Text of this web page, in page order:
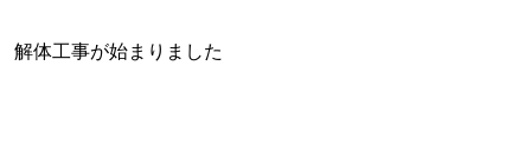
解体工事が始まりました